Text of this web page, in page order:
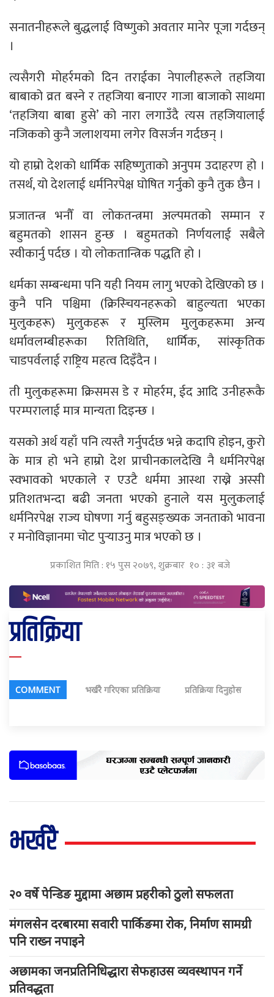
सनातनीहरूले बुद्धलाई विष्णुको अवतार मानेर पूजा गर्दछन्
।
त्यसैगरी मोहर्रमको दिन तराईका नेपालीहरूले तहजिया
बाबाको व्रत बस्ने र तहजिया बनाएर गाजा बाजाको साथमा
‘तहजिया बाबा हुसे’ को नारा लगाउँदै त्यस तहजियालाई
नजिकको कुनै जलाशयमा लगेर विसर्जन गर्दछन् ।
यो हाम्रो देशको धार्मिक सहिष्णुताको अनुपम उदाहरण हो ।
तसर्थ, यो देशलाई धर्मनिरपेक्ष घोषित गर्नुको कुनै तुक छैन ।
प्रजातन्त्र भनौँ वा लोकतन्त्रमा अल्पमतको सम्मान र
बहुमतको शासन हुन्छ । बहुमतको निर्णयलाई सबैले
स्वीकार्नु पर्दछ । यो लोकतान्त्रिक पद्धति हो ।
धर्मका सम्बन्धमा पनि यही नियम लागु भएको देखिएको छ ।
कुनै पनि पश्चिमा (क्रिस्चियनहरूको बाहुल्यता भएका
मुलुकहरू) मुलुकहरू र मुस्लिम मुलुकहरूमा अन्य
धर्मावलम्बीहरूका रितिथिति, धार्मिक, सांस्कृतिक
चाडपर्वलाई राष्ट्रिय महत्व दिइँदैन ।
ती मुलुकहरूमा क्रिसमस डे र मोहर्रम, ईद आदि उनीहरूकै
परम्परालाई मात्र मान्यता दिइन्छ ।
यसको अर्थ यहाँ पनि त्यस्तै गर्नुपर्दछ भन्ने कदापि होइन, कुरो
के मात्र हो भने हाम्रो देश प्राचीनकालदेखि नै धर्मनिरपेक्ष
स्वभावको भएकाले र एउटै धर्ममा आस्था राख्ने अस्सी
प्रतिशतभन्दा बढी जनता भएको हुनाले यस मुलुकलाई
धर्मनिरपेक्ष राज्य घोषणा गर्नु बहुसङ्ख्यक जनताको भावना
र मनोविज्ञानमा चोट पुर्‍याउनु मात्र भएको छ ।
प्रकाशित मिति : १५ पुस २०७९, शुक्रबार १० : ३१ बजे
प्रतिक्रिया
COMMENT भर्खरै गरिएका प्रतिक्रिया प्रतिक्रिया दिनुहोस
भर्खरै
२० वर्षे पेन्डिङ मुद्दामा अछाम प्रहरीको ठुलो सफलता
मंगलसेन दरबारमा सवारी पार्किङमा रोक, निर्माण सामग्री
पनि राख्न नपाइने
अछामका जनप्रतिनिधिद्धारा सेफहाउस व्यवस्थापन गर्ने
प्रतिवद्धता